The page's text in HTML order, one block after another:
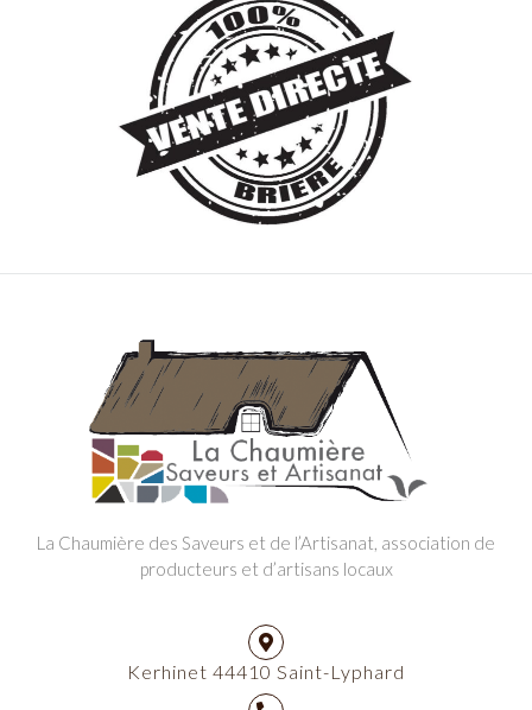
La Chaumière des Saveurs et de l’Artisanat, association de
producteurs et d’artisans locaux
Kerhinet 44410 Saint-Lyphard